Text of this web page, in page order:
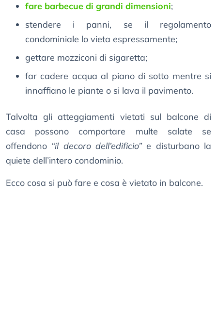
fare barbecue di grandi dimensioni;
stendere i panni, se il regolamento
condominiale lo vieta espressamente;
gettare mozziconi di sigaretta;
far cadere acqua al piano di sotto mentre si
innaffiano le piante o si lava il pavimento.
Talvolta gli atteggiamenti vietati sul balcone di
casa possono comportare multe salate se
offendono “il decoro dell’edificio”e disturbano la
quiete dell’intero condominio.
Ecco cosa si può fare e cosa è vietato in balcone.